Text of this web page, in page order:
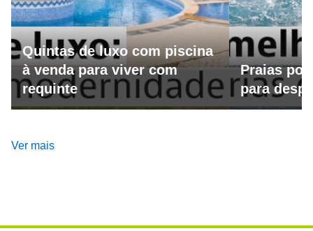
Quintas de luxo com piscina
à venda para viver com
requinte
Praias
para
Ver mais